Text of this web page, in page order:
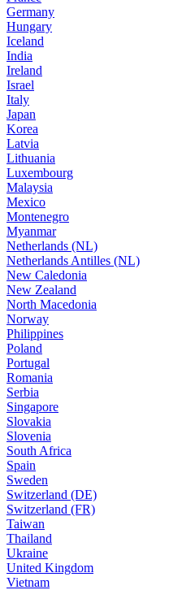
Germany
Hungary
Iceland
India
Ireland
Israel
Italy
Japan
Korea
Latvia
Lithuania
Luxembourg
Malaysia
Mexico
Montenegro
Myanmar
Netherlands (NL)
Netherlands Antilles (NL)
New Caledonia
New Zealand
North Macedonia
Norway
Philippines
Poland
Portugal
Romania
Serbia
Singapore
Slovakia
Slovenia
South Africa
Spain
Sweden
Switzerland (DE)
Switzerland (FR)
Taiwan
Thailand
Ukraine
United Kingdom
Vietnam